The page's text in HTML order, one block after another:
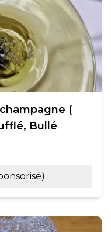
(
Bullé